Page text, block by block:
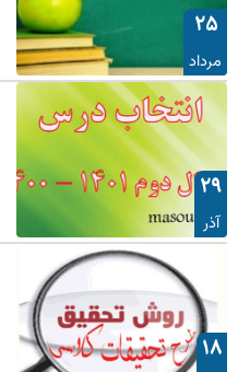
۲۵
مرداد
۲۹
آذر
۱۸